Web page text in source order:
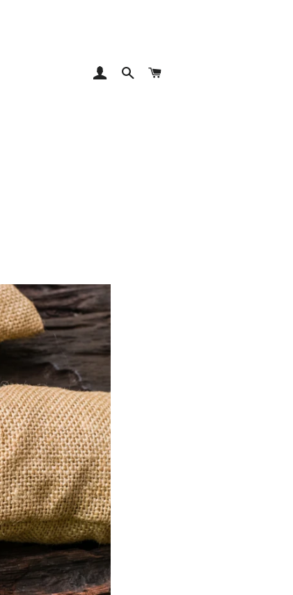
KIRJAUDU SISÄÄN
NAVIGOI